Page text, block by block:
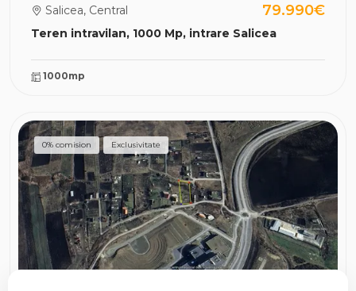
Teren intravilan, 1000 Mp, intrare Salicea
Salicea, Central 79.990€
1000mp
0% comision Exclusivitate